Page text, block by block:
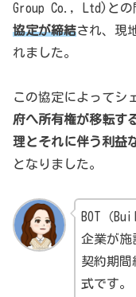
Group Co., Ltd)との
協定が締結され、現
れました。
この協定によってシ
府へ所有権が移転す
理とそれに伴う利益
となりました。
BOT（
企業が施
契約期間
式です。